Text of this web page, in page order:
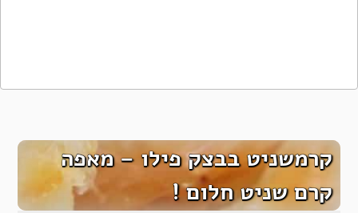
קרמשניט בבצק פילו – מאפה
קרם שניט חלום !